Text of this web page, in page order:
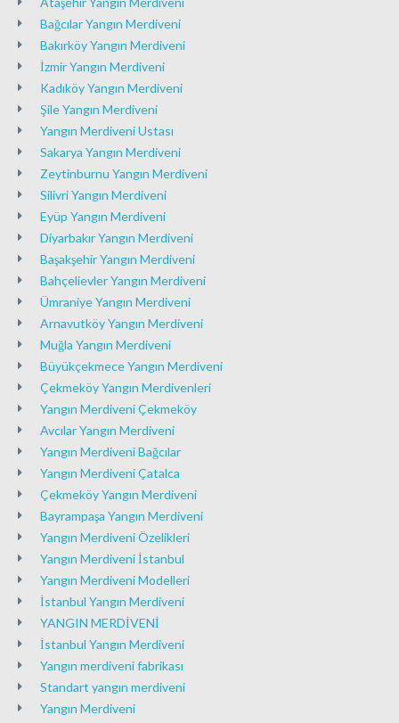
Bağcılar Yangın Merdiveni
Bakırköy Yangın Merdiveni
İzmir Yangın Merdiveni
Kadıköy Yangın Merdiveni
Şile Yangın Merdiveni
Yangın Merdiveni Ustası
Sakarya Yangın Merdiveni
Zeytinburnu Yangın Merdiveni
Silivri Yangın Merdiveni
Eyüp Yangın Merdiveni
Diyarbakır Yangın Merdiveni
Başakşehir Yangın Merdiveni
Bahçelievler Yangın Merdiveni
Ümraniye Yangın Merdiveni
Arnavutköy Yangın Merdiveni
Muğla Yangın Merdiveni
Büyükçekmece Yangın Merdiveni
Çekmeköy Yangın Merdivenleri
Yangın Merdiveni Çekmeköy
Avcılar Yangın Merdiveni
Yangın Merdiveni Bağcılar
Yangın Merdiveni Çatalca
Çekmeköy Yangın Merdiveni
Bayrampaşa Yangın Merdiveni
Yangın Merdiveni Özelikleri
Yangın Merdiveni İstanbul
Yangın Merdiveni Modelleri
İstanbul Yangın Merdiveni
YANGIN MERDİVENİ
İstanbul Yangın Merdiveni
Yangın merdiveni fabrikası
Standart yangın merdiveni
Yangın Merdiveni